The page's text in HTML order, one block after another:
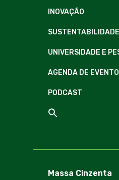
INOVAÇÃO
SUSTENTABILIDADE
UNIVERSIDADE E
AGENDA DE
PODCAST
Massa Cinzenta